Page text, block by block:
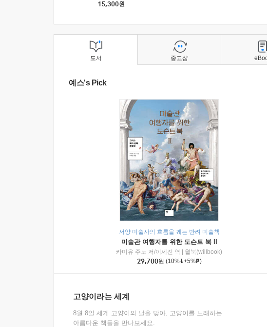
15,300원
도서
예스's Pick
서양 미술사의 흐름을 꿰는 반려 미술책
미술관 여행자를 위한 도슨트 북 II
카미유 주노 저/이세진 역
윌북(willbook)
29,700원 (10% +5% )
고양이라는 세계
8월 8일 세계 고양이의 날을 맞아, 고양이를 노래하는
아름다운 책들을 만나보세요.
중고샵